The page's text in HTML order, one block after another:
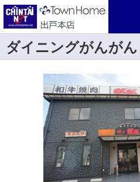
ダイニングがんがん